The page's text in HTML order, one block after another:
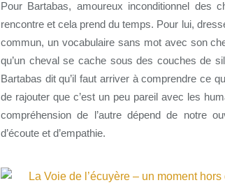
Pour Bartabas, amoureux inconditionnel des
rencontre et cela prend du temps. Pour lui,
commun, un vocabulaire sans mot avec son
qu’un cheval se cache sous des couches de
Bartabas dit qu’il faut arriver à comprendre ce
de rajouter que c’est un peu pareil avec les
compréhension de l’autre dépend de notre
d’écoute et d’empathie.